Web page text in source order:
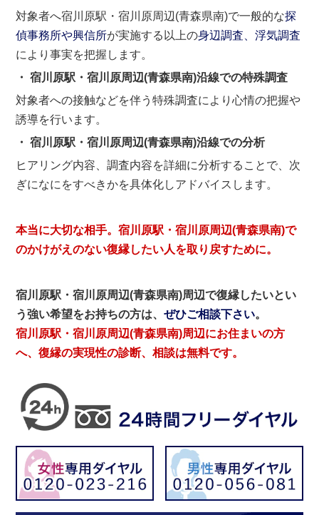
対象者へ宿川原駅・宿川原周辺(青森県南)で一般的な探
偵事務所や興信所が実施する以上の身辺調査、浮気調査
により事実を把握します。
・ 宿川原駅・宿川原周辺(青森県南)沿線での特殊調査
対象者への接触などを伴う特殊調査により心情の把握や
誘導を行います。
・ 宿川原駅・宿川原周辺(青森県南)沿線での分析
ヒアリング内容、調査内容を詳細に分析することで、次
ぎになにをすべきかを具体化しアドバイスします。
本当に大切な相手。宿川原駅・宿川原周辺(青森県南)で
のかけがえのない復縁したい人を取り戻すために。
宿川原駅・宿川原周辺(青森県南)周辺で復縁したいとい
う強い希望をお持ちの方は、ぜひご相談下さい。
宿川原駅・宿川原周辺(青森県南)周辺にお住まいの方
へ、復縁の実現性の診断、相談は無料です。